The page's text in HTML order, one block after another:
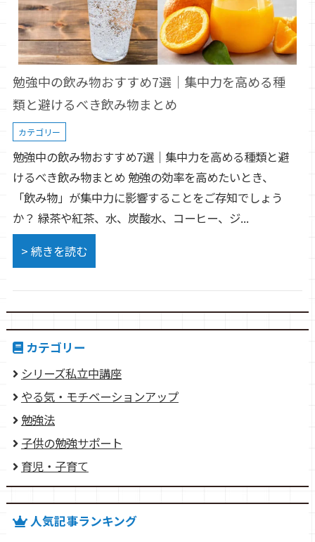
勉強中の飲み物おすすめ7選｜集中力を高める種
類と避けるべき飲み物まとめ
カテゴリー
勉強中の飲み物おすすめ7選｜集中力を高める種類と避
けるべき飲み物まとめ 勉強の効率を高めたいとき、
「飲み物」が集中力に影響することをご存知でしょう
か？ 緑茶や紅茶、水、炭酸水、コーヒー、ジ...
> 続きを読む
カテゴリー
シリーズ私立中講座
やる気・モチベーションアップ
勉強法
子供の勉強サポート
育児・子育て
人気記事ランキング